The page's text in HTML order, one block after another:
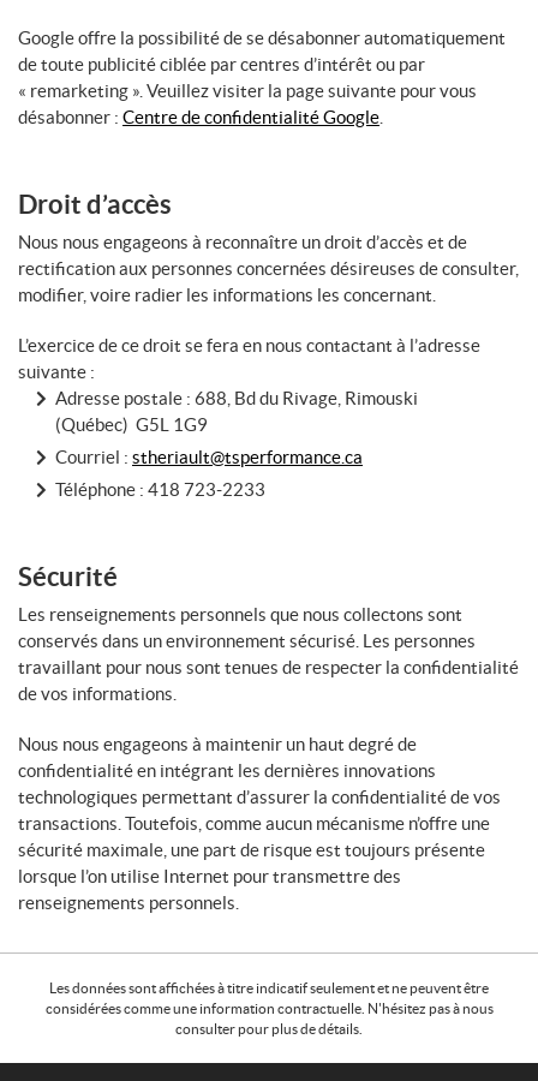
Google offre la possibilité de se désabonner automatiquement
de toute publicité ciblée par centres d’intérêt ou par
« remarketing ». Veuillez visiter la page suivante pour vous
désabonner : Centre de confidentialité Google
Droit d’accès
Nous nous engageons à reconnaître un droit d’accès et de
rectification aux personnes concernées désireuses de consulter,
modifier, voire radier les informations les concernant.
L’exercice de ce droit se fera en nous contactant à l’adresse
suivante :
Adresse postale : 688, Bd du Rivage, Rimouski
(Québec) G5L 1G9
Courriel : stheriault@tsperformance.ca
Téléphone : 418 723-2233
Sécurité
Les renseignements personnels que nous collectons sont
conservés dans un environnement sécurisé. Les personnes
travaillant pour nous sont tenues de respecter la confidentialité
de vos informations.
Nous nous engageons à maintenir un haut degré de
confidentialité en intégrant les dernières innovations
technologiques permettant d’assurer la confidentialité de vos
transactions. Toutefois, comme aucun mécanisme n’offre une
sécurité maximale, une part de risque est toujours présente
lorsque l’on utilise Internet pour transmettre des
renseignements personnels.
Les données sont affichées à titre indicatif seulement et ne peuvent être
considérées comme une information contractuelle. N'hésitez pas à nous
consulter pour plus de détails.